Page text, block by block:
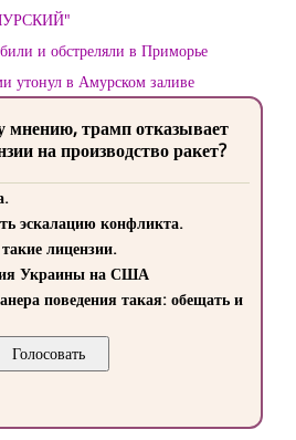
и обстреляли в Приморье
утонул в Амурском заливе
мнению, трамп отказывает
на производство ракет?
эскалацию конфликта.
лицензии.
Украины на США
поведения такая: обещать и